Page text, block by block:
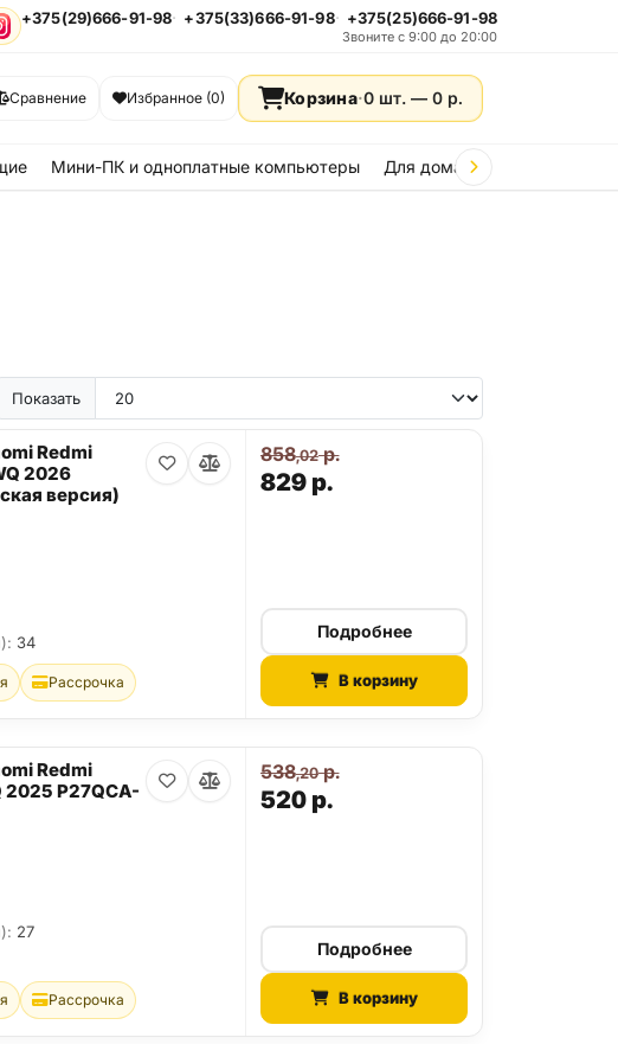
+375(29)666-91-98 +375(33)666-91-98 +375(25)666-91-98
Звоните с 9:00 до 20:00
Сравнение Избранное (0) Корзина·0 шт. — 0 р.
Мини-ПК и одноплатные компьютеры Для дома и дачи
Показать
Redmi
2026
версия)
34
Рассрочка
829р.
858,02р.
Подробнее
В корзину
Redmi
2025 P27QCA-
27
Рассрочка
520р.
538,20р.
Подробнее
В корзину